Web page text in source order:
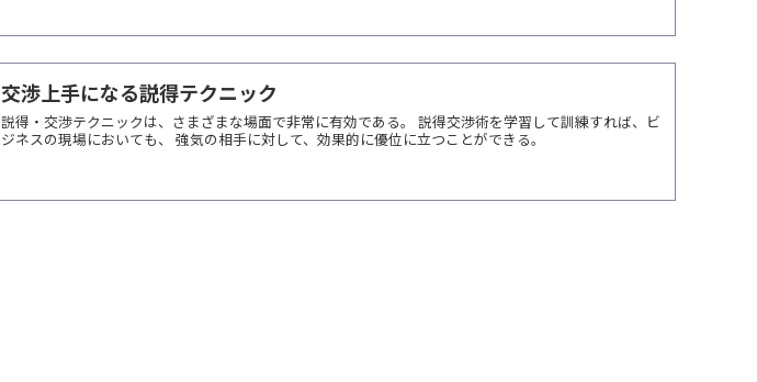
交渉上手になる説得テクニック
説得・交渉テクニックは、さまざまな場面で非常に有効である。 説得交渉術を学習して訓練すれば、ビ
ジネスの現場においても、 強気の相手に対して、効果的に優位に立つことができる。